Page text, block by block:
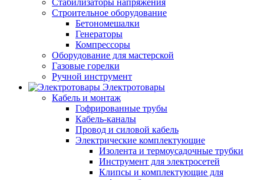
Стабилизаторы напряжения
Строительное оборудование
Бетономешалки
Генераторы
Компрессоры
Оборудование для мастерской
Газовые горелки
Ручной инструмент
Электротовары
Кабель и монтаж
Гофрированные трубы
Кабель-каналы
Провод и силовой кабель
Электрические комплектующие
Изолента и термоусадочные трубки
Инструмент для электросетей
Клипсы и комплектующие для